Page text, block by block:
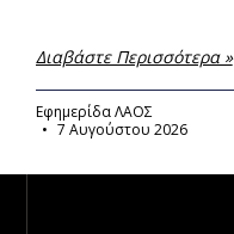
Διαβάστε Περισσότερα »
Εφημερίδα ΛΑΟΣ
7 Αυγούστου 2026